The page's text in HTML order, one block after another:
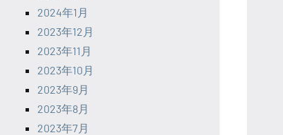
2024年1月
2023年12月
2023年11月
2023年10月
2023年9月
2023年8月
2023年7月